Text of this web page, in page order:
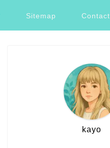
Sitemap Contact
kayo